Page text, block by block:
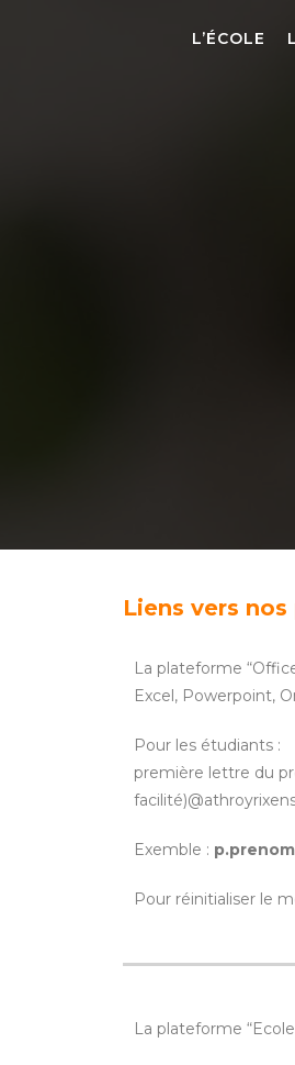
L’ÉCOLE
Liens vers
La plateforme
Excel, Powerpoint,
Pour les étudiants :
première lettre du
Exemble :
Pour réinitialiser le
La plateforme